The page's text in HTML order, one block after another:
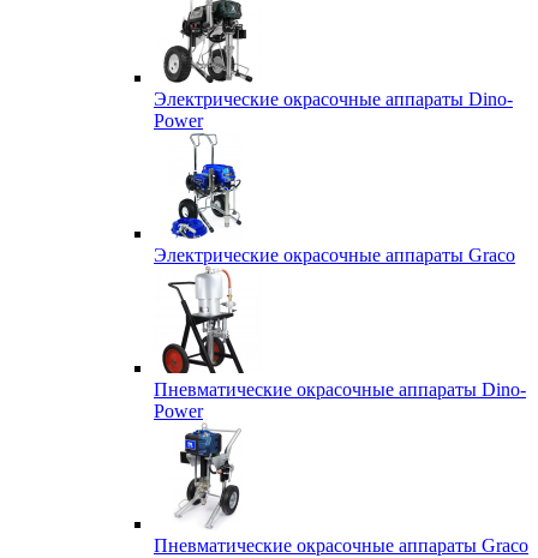
Электрические окрасочные аппараты Dino-
Power
Электрические окрасочные аппараты Graco
Пневматические окрасочные аппараты Dino-
Power
Пневматические окрасочные аппараты Graco